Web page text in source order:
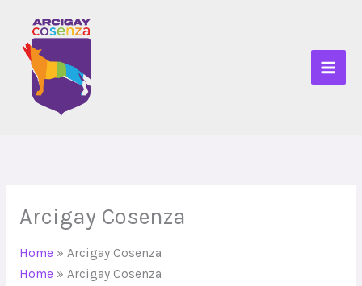
contenuto
Arcigay Cosenza
Home » Arcigay Cosenza
Home » Arcigay Cosenza